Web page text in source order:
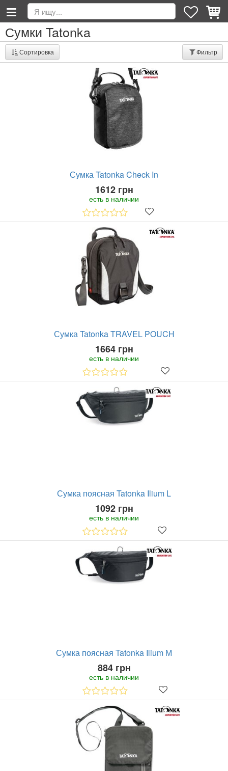
Сумки Tatonka
Сортировка Фильтр
Сумка Tatonka Check In
1612 грн
есть в наличии
Сумка Tatonka TRAVEL POUCH
1664 грн
есть в наличии
Сумка поясная Tatonka Ilium L
1092 грн
есть в наличии
Сумка поясная Tatonka Ilium М
884 грн
есть в наличии